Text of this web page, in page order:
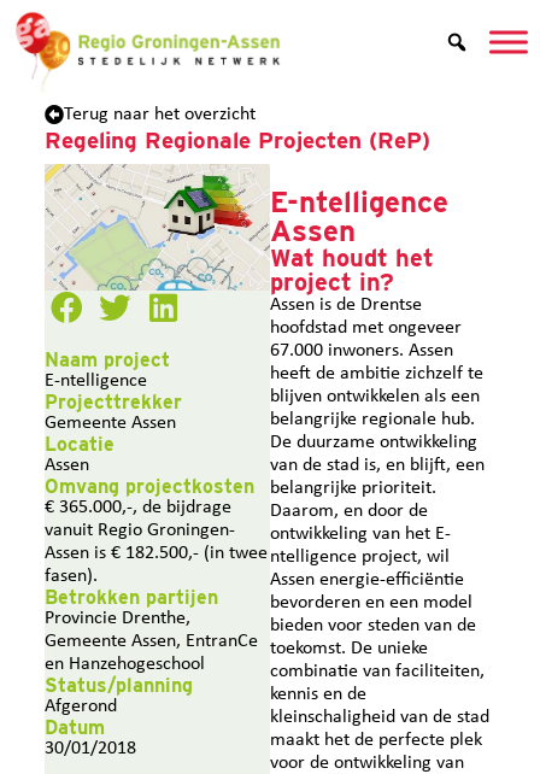
Terug naar het overzicht
Regeling Regionale Projecten (ReP)
Naam project
E-ntelligence
Projecttrekker
Gemeente Assen
Locatie
Assen
Omvang projectkosten
€ 365.000,-, de bijdrage
vanuit Regio Groningen-
Assen is € 182.500,- (in twee
fasen).
Betrokken partijen
Provincie Drenthe,
Gemeente Assen, EntranCe
en Hanzehogeschool
Status/planning
Afgerond
Datum
30/01/2018
E-ntelligence
Assen
Wat houdt het
project in?
Assen is de Drentse
hoofdstad met ongeveer
67.000 inwoners. Assen
heeft de ambitie zichzelf te
blijven ontwikkelen als een
belangrijke regionale hub.
De duurzame ontwikkeling
van de stad is, en blijft, een
belangrijke prioriteit.
Daarom, en door de
ontwikkeling van het E-
ntelligence project, wil
Assen energie-efficiëntie
bevorderen en een model
bieden voor steden van de
toekomst. De unieke
combinatie van faciliteiten,
kennis en de
kleinschaligheid van de stad
maakt het de perfecte plek
voor de ontwikkeling van